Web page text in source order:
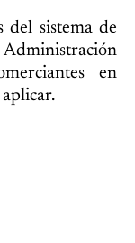
del sistema de
en